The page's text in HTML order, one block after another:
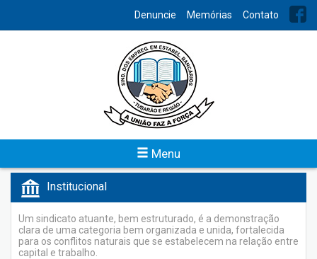
Denuncie Memórias Contato
Menu
Para facilitar o acesso aos sites de interesse dos bancários, o
Sindicato recomenda os seguintes links:
Institucional
Um sindicato atuante, bem estruturado, é a demonstração
clara de uma categoria bem organizada e unida, fortalecida
para os conflitos naturais que se estabelecem na relação entre
capital e trabalho.